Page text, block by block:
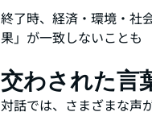
終了時、経済・環境・社
果」が一致しないことも
交わされた言
対話では、さまざまな声